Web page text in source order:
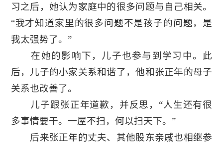
习之后，她认为家庭中的很多问题与自己相关。
“我才知道家里的很多问题不是孩子的问题，是
我太强势了。”
在她的影响下，儿子也参与到学习中。此
后，儿子的小家关系和谐了，他和张正年的母子
关系也改善了。
儿子跟张正年道歉，并反思，“人生还有很
多事情要干。一屋不扫，何以扫天下。”
后来张正年的丈夫、其他股东亲戚也相继参